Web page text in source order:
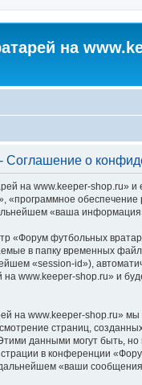
на
Соглашение о
на www.keeper-
«ваша
«Форум футбольных
в папку временных
«session-id»),
www.keeper-shop.ru» и
на www.keeper-shop.ru»
страниц,
данными могут быть,
в конференции
«ваши